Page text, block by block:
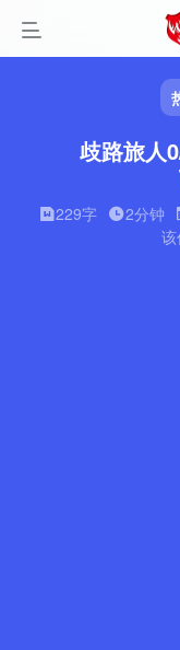
歧路旅人
229字 2分钟